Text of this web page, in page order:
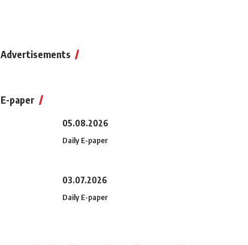
Advertisements
E-paper
05.08.2026
Daily E-paper
03.07.2026
Daily E-paper